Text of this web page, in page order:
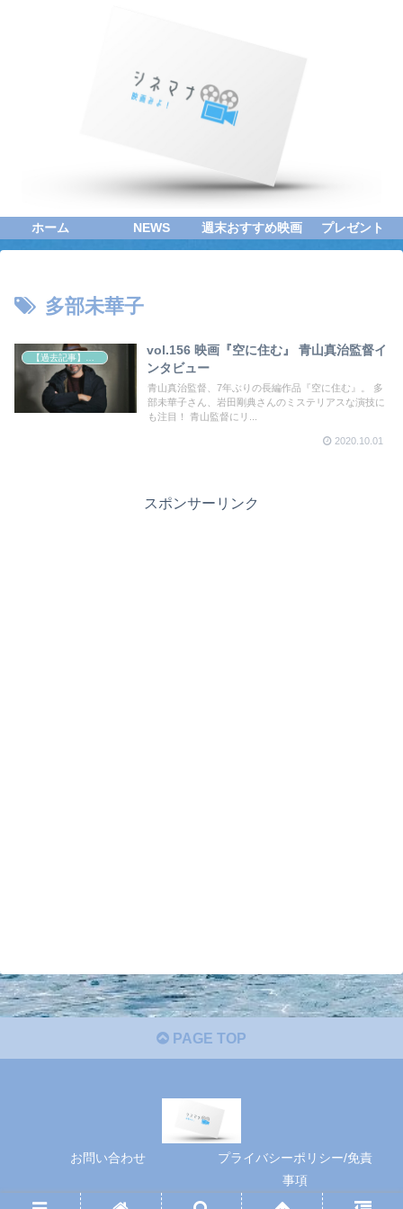
ホーム NEWS 週末おすすめ映画 プレゼント
多部未華子
vol.156 映画『空に住む』 青山真治監督イ
ンタビュー
青山真治監督、7年ぶりの長編作品『空に住む』。 多
部未華子さん、岩田剛典さんのミステリアスな演技に
も注目！ 青山監督にリ...
2020.10.01
スポンサーリンク
PAGE TOP
お問い合わせ
プライバシーポリシー/免責
事項